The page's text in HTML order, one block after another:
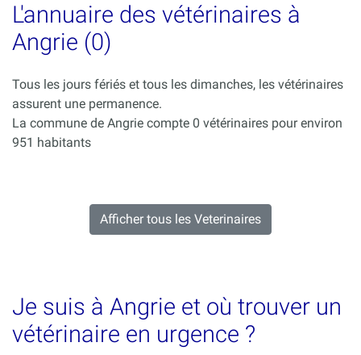
L'annuaire des vétérinaires à
Angrie (0)
Tous les jours fériés et tous les dimanches, les vétérinaires
assurent une permanence.
La commune de Angrie compte 0 vétérinaires pour environ
951 habitants
Afficher tous les Veterinaires
Je suis à Angrie et où trouver un
vétérinaire en urgence ?